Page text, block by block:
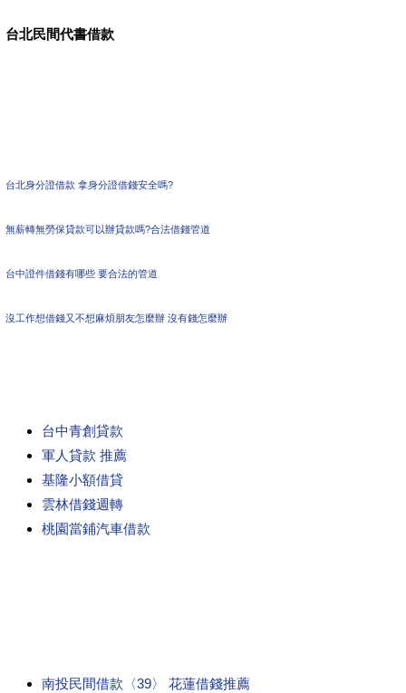
台北民間代書借款
台北身分證借款 拿身分證借錢安全嗎?
無薪轉無勞保貸款可以辦貸款嗎?合法借錢管道
台中證件借錢有哪些 要合法的管道
沒工作想借錢又不想麻煩朋友怎麼辦 沒有錢怎麼辦
台中青創貸款
軍人貸款 推薦
基隆小額借貸
雲林借錢週轉
桃園當鋪汽車借款
南投民間借款〈39〉 花蓮借錢推薦